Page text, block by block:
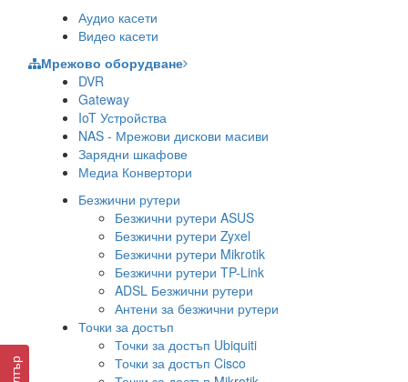
Аудио касети
Видео касети
Мрежово оборудване
DVR
Gateway
IoT Устройства
NAS - Мрежови дискови масиви
Зарядни шкафове
Медиа Конвертори
Безжични рутери
Безжични рутери ASUS
Безжични рутери Zyxel
Безжични рутери Mikrotik
Безжични рутери TP-Link
ADSL Безжични рутери
Антени за безжични рутери
Точки за достъп
Точки за достъп Ubiquiti
Точки за достъп Cisco